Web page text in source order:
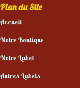
Plan du Site
Accueil
Notre Boutique
Notre Label
Autres Labels